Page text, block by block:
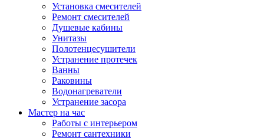
Установка смесителей
Ремонт смесителей
Душевые кабины
Унитазы
Полотенцесушители
Устранение протечек
Ванны
Раковины
Водонагреватели
Устранение засора
Мастер на час
Работы с интерьером
Ремонт сантехники